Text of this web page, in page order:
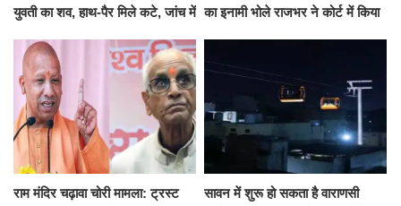
युवती का शव, हाथ-पैर मिले कटे, जांच में का इनामी भोले राजभर ने कोर्ट में किया
राम मंदिर चढ़ावा चोरी मामला: ट्रस्ट
सावन में शुरू हो सकता है वाराणसी